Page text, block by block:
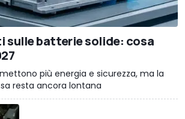
sulle batterie solide: cosa
più energia e sicurezza, ma la
resta ancora lontana